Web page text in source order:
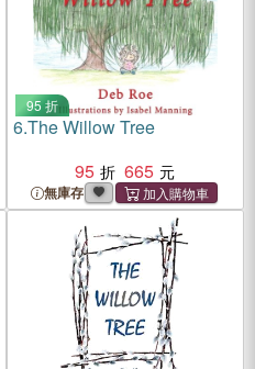
95 折
6.The Willow Tree
95
665
無庫存